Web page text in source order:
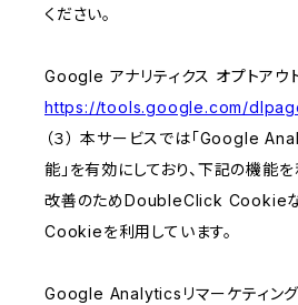
ください。
Google アナリティクス オプトアウト
https://tools.google.com/
（３） 本サービスでは「Google
能」を有効にしており、下記の機能
改善のためDoubleClick Cookieな
Cookieを利用しています。
Google Analyticsリマーケティング